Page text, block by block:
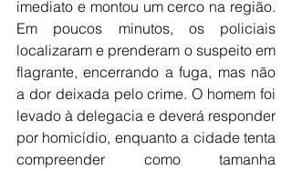
imediato e montou um cerco na região.
Em poucos minutos, os policiais
localizaram e prenderam o suspeito em
flagrante, encerrando a fuga, mas não
a dor deixada pelo crime. O homem foi
levado à delegacia e deverá responder
por homicídio, enquanto a cidade tenta
compreender como tamanha